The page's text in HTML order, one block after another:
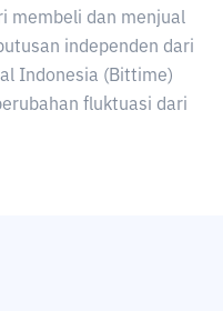
membeli dan menjual
independen dari
Indonesia (Bittime)
fluktuasi dari